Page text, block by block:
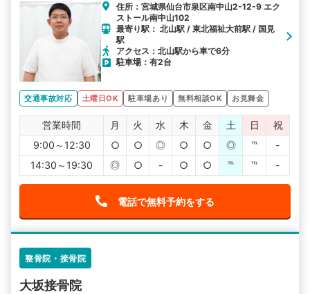
住所：宮城県仙台市泉区南中山2-12-9 エク
ストール南中山102
最寄り駅： 北山駅 / 東北福祉大前駅 / 国見
駅
アクセス：北山駅から車で6分
駐車場：有2台
交通事故対応 土曜日OK 駐車場あり 無料相談OK お見舞金
営業時間 月 火 水 木 金 土 日
祝
9:00～12:30
○ ○ ◎ ○ ○ ◎ ℡
-
14:30～19:30
◎ ○ - ○ ○ ℡ ℡ -
電話で無料予約をする
整骨院・接骨院
大坂接骨院